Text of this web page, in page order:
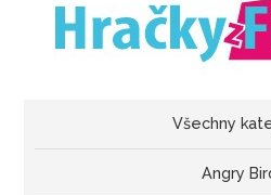
Všechny
Angry